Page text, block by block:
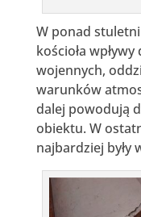
W ponad
kościoła
wojennych,
warunków
dalej powodują
obiektu. W
najbardziej były